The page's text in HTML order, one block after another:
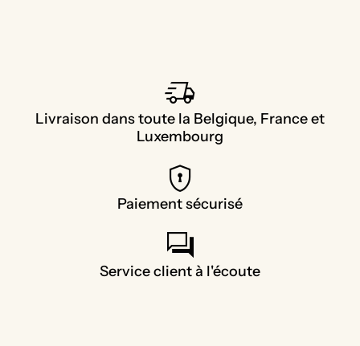
delivery_truck_speed
Livraison dans toute la Belgique, France et
Luxembourg
encrypted
Paiement sécurisé
forum
Service client à l'écoute